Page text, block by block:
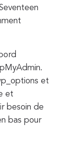
et
et
besoin de
bas pour